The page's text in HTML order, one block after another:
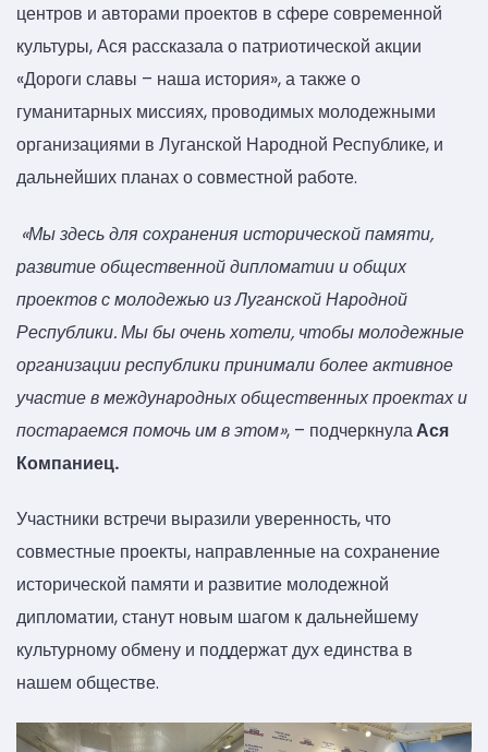
центров и авторами проектов в сфере современной
культуры, Ася рассказала о патриотической акции
«Дороги славы – наша история», а также о
гуманитарных миссиях, проводимых молодежными
организациями в Луганской Народной Республике, и
дальнейших планах о совместной работе.
«Мы здесь для сохранения исторической памяти,
развитие общественной дипломатии и общих
проектов с молодежью из Луганской Народной
Республики. Мы бы очень хотели, чтобы молодежные
организации республики принимали более активное
участие в международных общественных проектах и
постараемся помочь им в этом», – подчеркнулаАся
Компаниец.
Участники встречи выразили уверенность, что
совместные проекты, направленные на сохранение
исторической памяти и развитие молодежной
дипломатии, станут новым шагом к дальнейшему
культурному обмену и поддержат дух единства в
нашем обществе.